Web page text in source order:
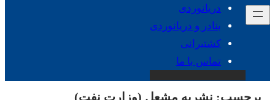
دریانوردی
بنادر و دریانوردی
کشتیرانی
تماس با ما
برچسب: نشریه مشعل (وزارت نفت)